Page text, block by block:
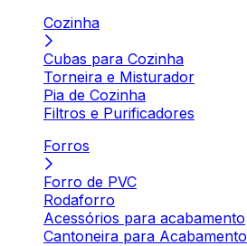
Cozinha
Cubas para Cozinha
Torneira e Misturador
Pia de Cozinha
Filtros e Purificadores
Forros
Forro de PVC
Rodaforro
Acessórios para acabamento
Cantoneira para Acabamento